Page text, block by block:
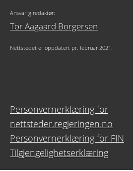
Ansvarlig redaktør:
Tor Aagaard Borgersen
Nettstedet er oppdatert pr. februar 2021.
Personvernerklæring for
nettsteder.regjeringen.no
Personvernerklæring for FIN
Tilgjengelighetserklæring